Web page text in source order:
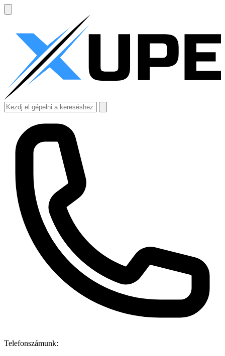
Telefonszámunk: